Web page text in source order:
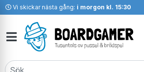
Vi skickar nästa gång: i morgon kl. 15:30